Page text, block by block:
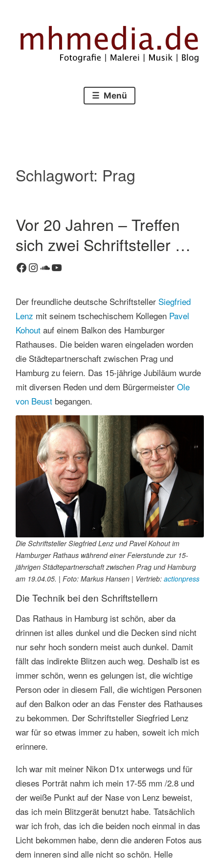
springen
mhmedia.de
Menü
Schlagwort: Prag
Vor 20 Jahren – Treffen
sich zwei Schriftsteller …
Facebook
Instagram
SoundCloud
YouTube
Der freundliche deutsche Schriftsteller Siegfried
Lenz mit seinem tschechischem Kollegen Pavel
Kohoutauf einem Balkon des Hamburger
Rathauses. Die beiden waren eingeladen worden
die Städtepartnerschaft zwischen Prag und
Hamburg zu feiern. Das 15-jährige Jubiläum wurde
mit diversen Reden und dem Bürgermeister Ole
von Beustbegangen.
Die Schriftsteller Siegfried Lenz und Pavel Kohout im
Hamburger Rathaus während einer Feierstunde zur 15-
jährigen Städtepartnerschaft zwischen Prag und Hamburg
am 19.04.05. | Foto: Markus Hansen | Vertrieb: actionpress
Die Technik bei den Schriftstellern
Das Rathaus in Hamburg ist schön, aber da
drinnen ist alles dunkel und die Decken sind nicht
nur sehr hoch sondern meist auch dunkel. Damit
fällt das indirekte Blitzen auch weg. Deshalb ist es
immer schön, wenn es gelungen ist, die wichtige
Person oder in diesem Fall, die wichtigen Personen
auf den Balkon oder an das Fenster des Rathauses
zu bekommen. Der Schriftsteller Siegfried Lenz
war für so etwas immer zu haben, soweit ich mich
erinnere.
Ich war mit meiner Nikon D1x unterwegs und für
dieses Porträt nahm ich mein 17-55 mm /2.8 und
der weiße Punkt auf der Nase von Lenz beweist,
das ich mein Blitzgerät benutzt habe. Tatsächlich
war ich froh, das ich die beiden noch einmal in das
Licht bekommen habe, denn die anderen Fotos aus
dem inneren sind alle nicht so schön. Helle
K
o
t
a
r
i
n
t
e
s
s
e
n